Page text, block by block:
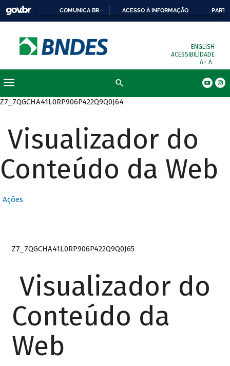
COMUNICA BR ACESSO À INFORMAÇÃO
ENGLISH
ACESSIBILIDADE
A+ A-
Z7_7QGCHA41L0RP906P422Q9Q0J64
Visualizador do
Conteúdo da Web
Ações
Z7_7QGCHA41L0RP906P422Q9Q0J65
Visualizador do
Conteúdo da
Web